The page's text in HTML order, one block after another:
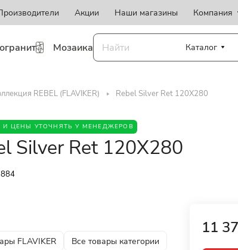
Акции Наши магазины Компания
Мозаика Каталог
REBEL (FLAVIKER) Rebel Silver Ret 120X280
И ЦЕНЫ УТОЧНЯТЬ У МЕНЕДЖЕРОВ
Silver Ret 120X280
FLAVIKER Все товары категории
11